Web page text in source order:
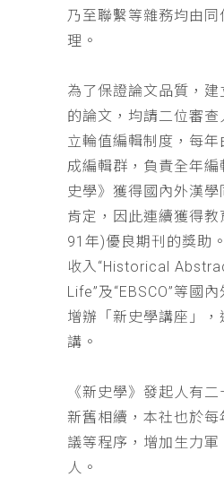
乃至聯繫等雜務均由
理。
為了保證論文品質，
的論文，均請二位審
立輪值編輯制度，每
成編輯群，負責全年
史學》獲得國內外漢
肯定，因此連續獲得
91年)優良期刊的獎助
收入“Historical
Life”及“EBSCO”等國
增辦「新史學講座」
講。
《新史學》發起人有
新舊相續，本社也於
議等程序，增加生力
人。